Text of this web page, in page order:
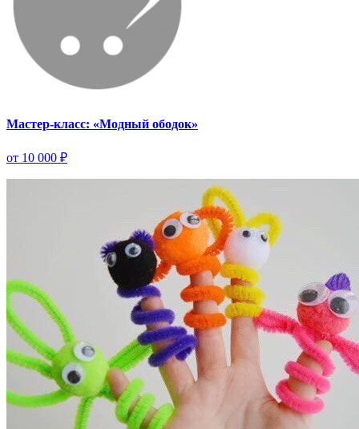
Мастер-класс: «Модный ободок»
от 10 000 ₽